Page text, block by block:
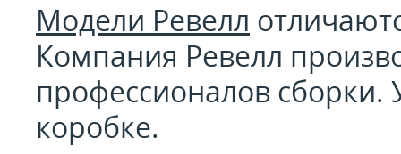
Модели Ревелл
Компания Ревелл
профессионалов сборки.
коробке.